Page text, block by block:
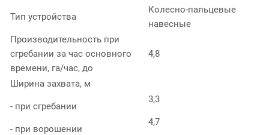
Тип устройства
Колесно-пальцевые
навесные
Производительность при
сгребании за час основного
времени, га/час, до
4,8
Ширина захвата, м
- при сгребании
- при ворошении
3,3
4,7